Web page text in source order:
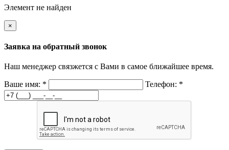
Элемент не найден
×
Заявка на обратный звонок
Наш менеджер связжется с Вами в самое ближайшее время.
Ваше имя: * Телефон: *